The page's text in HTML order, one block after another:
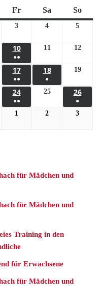
Fr Sa So
3 4 5
10
●●
11 12
17
●●
18
●
19
24
●●
25 26
●
1 2 3
für Mädchen und
für Mädchen und
Training in den
für Erwachsene
für Mädchen und